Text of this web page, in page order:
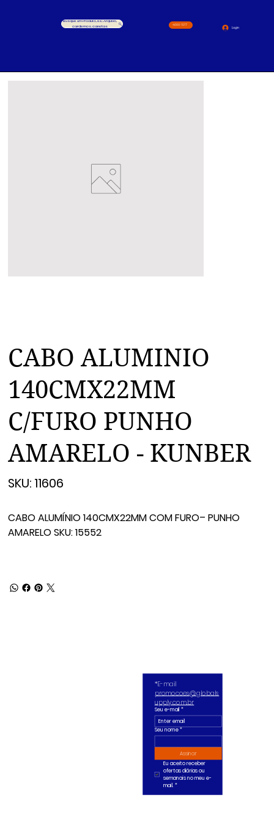
Busque um Produto, ex.: Arquivo,
cardernos, canetas
4000-1517
Login
CABO ALUMINIO
140CMX22MM
C/FURO PUNHO
AMARELO - KUNBER
SKU:
11606
11606
CABO ALUMÍNIO 140CMX22MM COM FURO– PUNHO
AMARELO SKU: 15552
promocoes@globals
upply.com.br
Seu e-mail *
Seu nome *
Assinar
Eu aceito receber
ofertas diárias ou
semanais no meu e-
mail. *